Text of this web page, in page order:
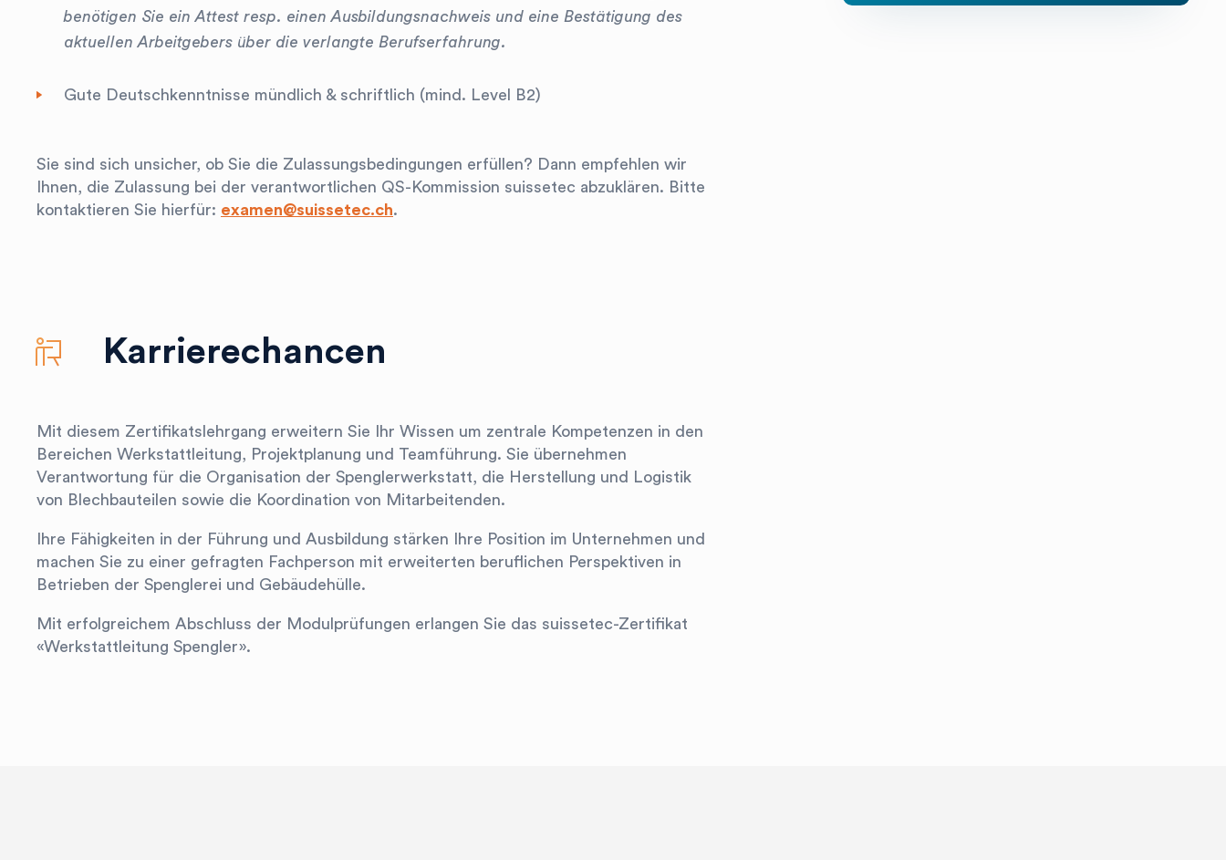
benötigen Sie ein Attest resp. einen Ausbildungsnachweis und eine Bestätigung des
aktuellen Arbeitgebers über die verlangte Berufserfahrung.
Gute Deutschkenntnisse mündlich & schriftlich (mind. Level B2)
Sie sind sich unsicher, ob Sie die Zulassungsbedingungen erfüllen? Dann empfehlen wir
Ihnen, die Zulassung bei der verantwortlichen QS-Kommission suissetec abzuklären. Bitte
kontaktieren Sie hierfür: examen@suissetec.ch.
career Karrierechancen
Mit diesem Zertifikatslehrgang erweitern Sie Ihr Wissen um zentrale Kompetenzen in den
Bereichen Werkstattleitung, Projektplanung und Teamführung. Sie übernehmen
Verantwortung für die Organisation der Spenglerwerkstatt, die Herstellung und Logistik
von Blechbauteilen sowie die Koordination von Mitarbeitenden.
Ihre Fähigkeiten in der Führung und Ausbildung stärken Ihre Position im Unternehmen und
machen Sie zu einer gefragten Fachperson mit erweiterten beruflichen Perspektiven in
Betrieben der Spenglerei und Gebäudehülle.
Mit erfolgreichem Abschluss der Modulprüfungen erlangen Sie das suissetec-Zertifikat
«Werkstattleitung Spengler».
search Ihre Suche...
 Herausfinden, was zu Ihnen passt! Tooly hilft!